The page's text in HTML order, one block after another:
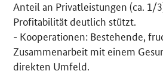
Anteil an Privatleistungen (ca. 1/
Profitabilität deutlich stützt.
- Kooperationen: Bestehende,
Zusammenarbeit mit einem
direkten Umfeld.